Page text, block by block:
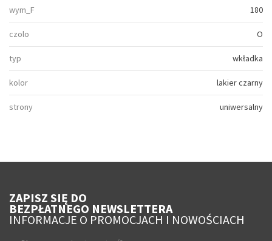
wym_F 180
czolo O
typ wkładka
kolor lakier czarny
strony uniwersalny
ZAPISZ SIĘ DO
BEZPŁATNEGO NEWSLETTERA
INFORMACJE O PROMOCJACH I NOWOŚCIACH